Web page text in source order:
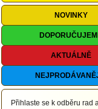
NOVINKY
AKTUÁLNĚ
Přihlaste se k odběru rad